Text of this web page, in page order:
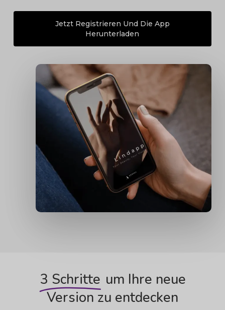
Jetzt Registrieren Und Die App
Herunterladen
3 Schritte um Ihre neue
Version zu entdecken